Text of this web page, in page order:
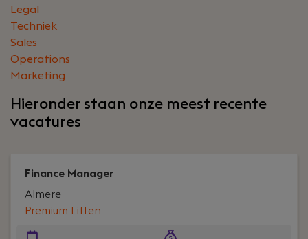
Legal
Techniek
Sales
Operations
Marketing
Hieronder staan onze meest recente
vacatures
Finance Manager
Premium Liften
Almere